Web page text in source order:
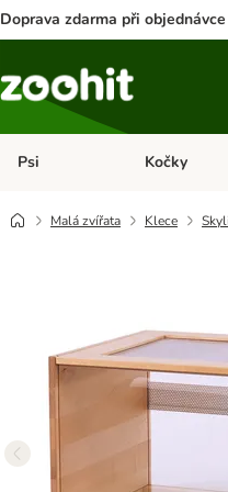
Doprava zdarma při
Psi Otevřít menu:
Kočky
Malá zvířata Klece